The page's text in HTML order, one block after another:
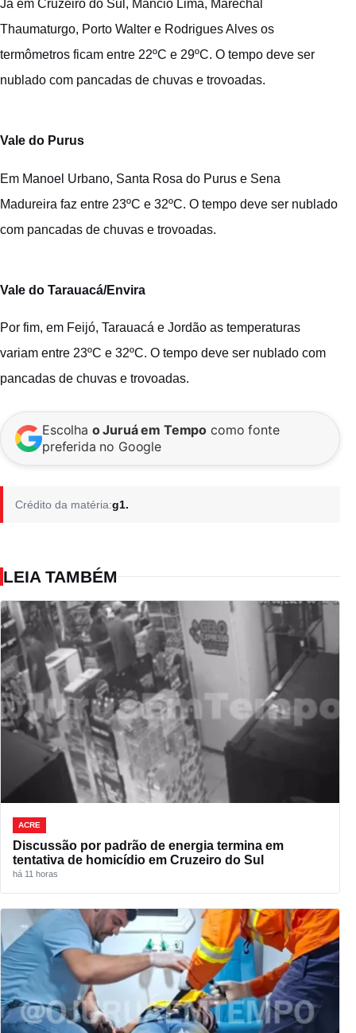
Já em Cruzeiro do Sul, Mâncio Lima, Marechal
Thaumaturgo, Porto Walter e Rodrigues Alves os
termômetros ficam entre 22ºC e 29ºC. O tempo deve ser
nublado com pancadas de chuvas e trovoadas.
Vale do Purus
Em Manoel Urbano, Santa Rosa do Purus e Sena
Madureira faz entre 23ºC e 32ºC. O tempo deve ser nublado
com pancadas de chuvas e trovoadas.
Vale do Tarauacá/Envira
Por fim, em Feijó, Tarauacá e Jordão as temperaturas
variam entre 23ºC e 32ºC. O tempo deve ser nublado com
pancadas de chuvas e trovoadas.
Escolha o Juruá em Tempo como fonte
preferida no Google
Crédito da matéria:g1.
LEIA TAMBÉM
ACRE
Discussão por padrão de energia termina em
tentativa de homicídio em Cruzeiro do Sul
há 11 horas